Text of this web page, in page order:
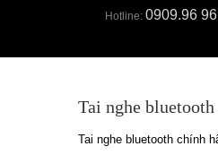
Hotline: 0909.96
Tai nghe
Tai nghe bluetooth chính